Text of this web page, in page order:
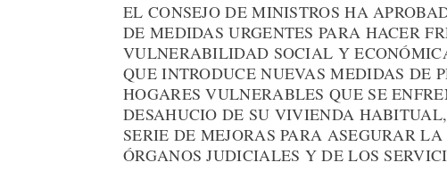
EL CONSEJO DE MINISTROS HA
DE MEDIDAS URGENTES PARA HACER
VULNERABILIDAD SOCIAL Y
QUE INTRODUCE NUEVAS MEDIDAS DE
HOGARES VULNERABLES QUE SE
DESAHUCIO DE SU VIVIENDA
SERIE DE MEJORAS PARA ASEGURAR
ÓRGANOS JUDICIALES Y DE LOS